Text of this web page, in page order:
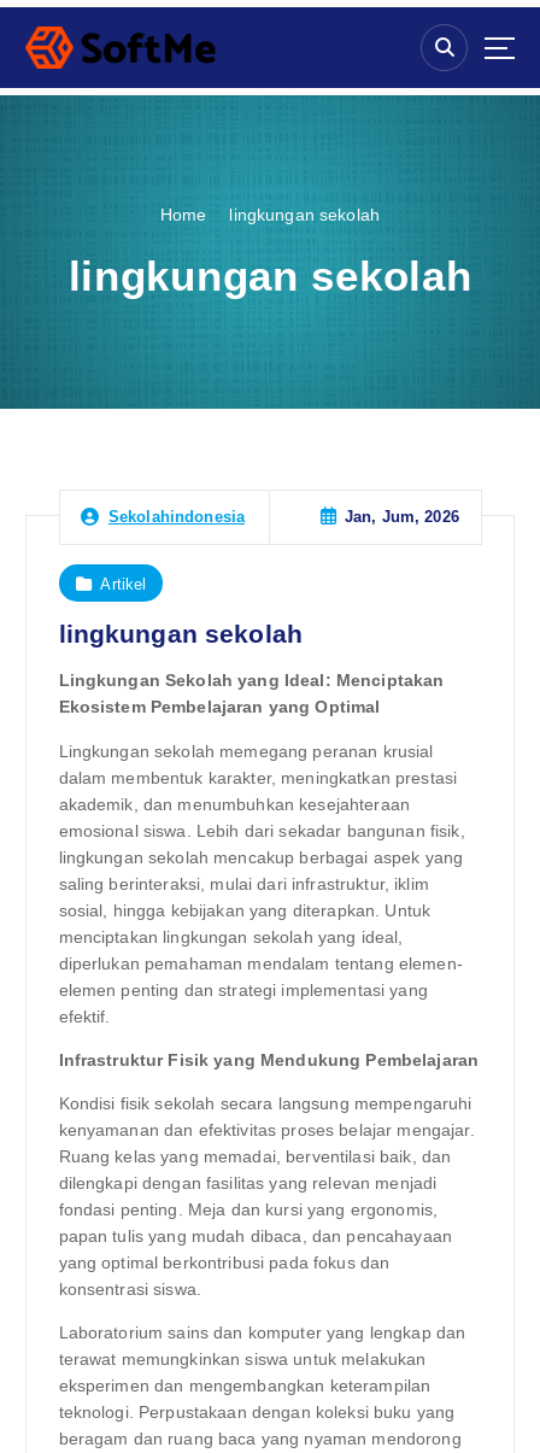
S
p
Home lingkungan sekolah
lingkungan sekolah
Sekolahindonesia Jan, Jum, 2026
Artikel
lingkungan sekolah
Lingkungan Sekolah yang Ideal: Menciptakan
Ekosistem Pembelajaran yang Optimal
Lingkungan sekolah memegang peranan krusial
dalam membentuk karakter, meningkatkan prestasi
akademik, dan menumbuhkan kesejahteraan
emosional siswa. Lebih dari sekadar bangunan fisik,
lingkungan sekolah mencakup berbagai aspek yang
saling berinteraksi, mulai dari infrastruktur, iklim
sosial, hingga kebijakan yang diterapkan. Untuk
menciptakan lingkungan sekolah yang ideal,
diperlukan pemahaman mendalam tentang elemen-
elemen penting dan strategi implementasi yang
efektif.
Infrastruktur Fisik yang Mendukung Pembelajaran
Kondisi fisik sekolah secara langsung mempengaruhi
kenyamanan dan efektivitas proses belajar mengajar.
Ruang kelas yang memadai, berventilasi baik, dan
dilengkapi dengan fasilitas yang relevan menjadi
fondasi penting. Meja dan kursi yang ergonomis,
papan tulis yang mudah dibaca, dan pencahayaan
yang optimal berkontribusi pada fokus dan
konsentrasi siswa.
Laboratorium sains dan komputer yang lengkap dan
terawat memungkinkan siswa untuk melakukan
eksperimen dan mengembangkan keterampilan
teknologi. Perpustakaan dengan koleksi buku yang
beragam dan ruang baca yang nyaman mendorong